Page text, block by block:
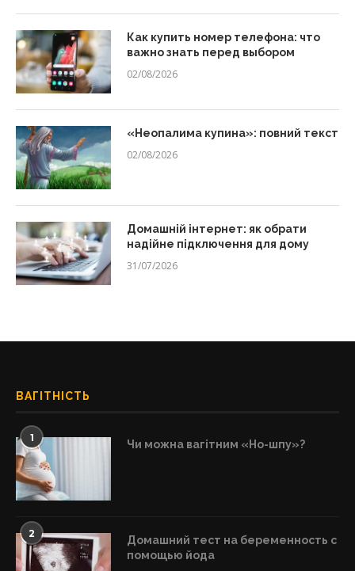
Как купить номер телефона: что
важно знать перед выбором
02/08/2026
«Неопалима купина»: повний текст
02/08/2026
Домашній інтернет: як обрати
надійне підключення для дому
31/07/2026
ВАГІТНІСТЬ
1 Чи можна вагітним «Но-шпу»?
2
Домашний тест на беременность с
помощью йода